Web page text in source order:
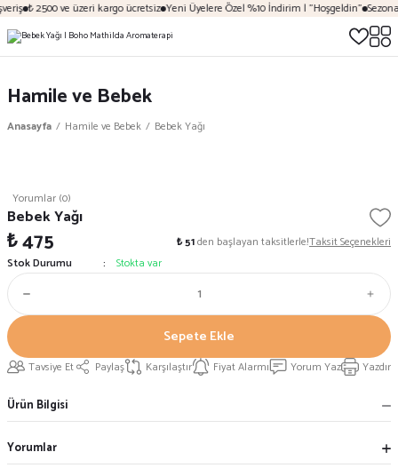
₺ 2500 ve üzeri kargo ücretsiz Yeni Üyelere Özel %10 İndirim | "Hoşgeldin"
Hamile ve Bebek
Anasayfa Hamile ve Bebek Bebek Yağı
Yorumlar (0)
Bebek Yağı
₺ 475 ₺ 51den başlayan taksitlerle!Taksit Seçenekleri
Stok Durumu
Stokta var
Sepete Ekle
Tavsiye Et Paylaş Karşılaştır Fiyat Alarmı Yorum Yaz Yazdır
Ürün Bilgisi
Yorumlar